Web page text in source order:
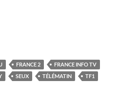
du Mauna Loa sur TF1 et
FRANCE 2
FRANCE INFO TV
SEUX TÉLÉMATIN
TF1